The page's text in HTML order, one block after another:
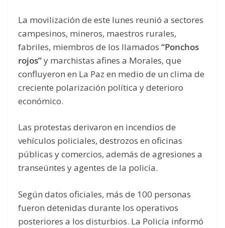
La movilización de este lunes reunió a sectores
campesinos, mineros, maestros rurales,
fabriles, miembros de los llamados “Ponchos
rojos”y marchistas afines a Morales, que
confluyeron en La Paz en medio de un clima de
creciente polarización política y deterioro
económico.
Las protestas derivaron en incendios de
vehículos policiales, destrozos en oficinas
públicas y comercios, además de agresiones a
transeúntes y agentes de la policía.
Según datos oficiales, más de 100 personas
fueron detenidas durante los operativos
posteriores a los disturbios. La Policía informó